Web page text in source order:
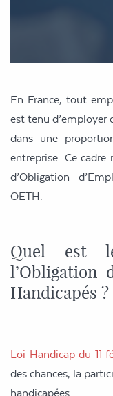
En France, tout
est tenu d’employer
dans une
entreprise. Ce
d’Obligation
OETH.
Quel est
l’Obligation
Handicapés ?
Loi Handicap du 11
des chances, la
handicapées.